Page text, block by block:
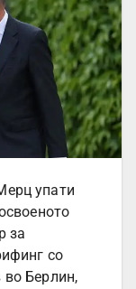
упати
за
со
Берлин,